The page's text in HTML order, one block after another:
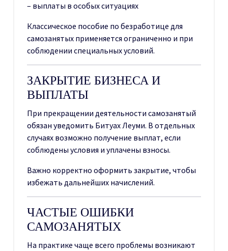
– выплаты в особых ситуациях
Классическое пособие по безработице для
самозанятых применяется ограниченно и при
соблюдении специальных условий.
ЗАКРЫТИЕ БИЗНЕСА И
ВЫПЛАТЫ
При прекращении деятельности самозанятый
обязан уведомить Битуах Леуми. В отдельных
случаях возможно получение выплат, если
соблюдены условия и уплачены взносы.
Важно корректно оформить закрытие, чтобы
избежать дальнейших начислений.
ЧАСТЫЕ ОШИБКИ
САМОЗАНЯТЫХ
На практике чаще всего проблемы возникают